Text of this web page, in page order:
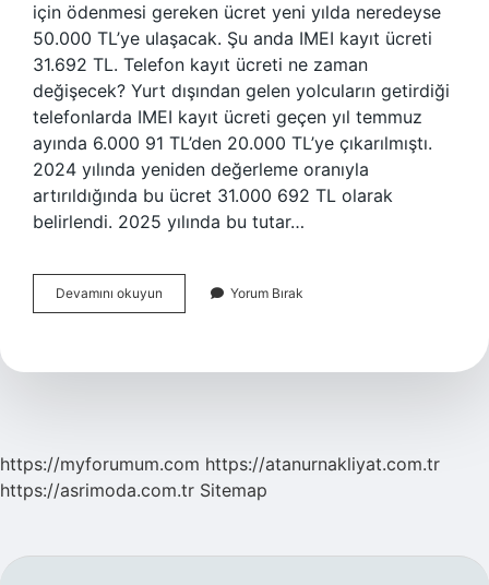
için ödenmesi gereken ücret yeni yılda neredeyse
50.000 TL’ye ulaşacak. Şu anda IMEI kayıt ücreti
31.692 TL. Telefon kayıt ücreti ne zaman
değişecek? Yurt dışından gelen yolcuların getirdiği
telefonlarda IMEI kayıt ücreti geçen yıl temmuz
ayında 6.000 91 TL’den 20.000 TL’ye çıkarılmıştı.
2024 yılında yeniden değerleme oranıyla
artırıldığında bu ücret 31.000 692 TL olarak
belirlendi. 2025 yılında bu tutar…
Devamını okuyun
Kayıt
Zaman
Yorum Bırak
https://myforumum.com https://atanurnakliyat.com.tr
https://asrimoda.com.tr Sitemap